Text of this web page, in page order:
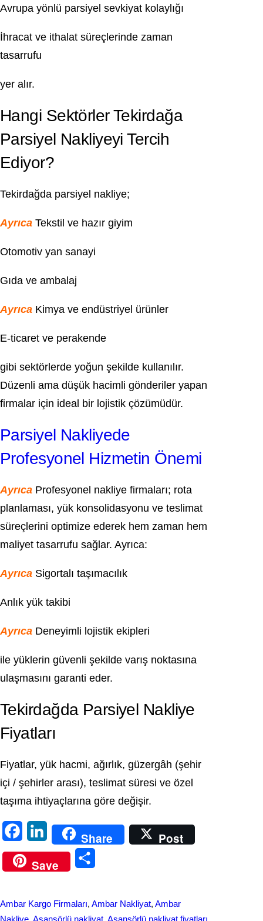
Avrupa yönlü parsiyel sevkiyat kolaylığı
İhracat ve ithalat süreçlerinde zaman
tasarrufu
yer alır.
Hangi Sektörler Tekirdağa
Parsiyel Nakliyeyi Tercih
Ediyor?
Tekirdağda parsiyel nakliye;
Ayrıca Tekstil ve hazır giyim
Otomotiv yan sanayi
Gıda ve ambalaj
Ayrıca Kimya ve endüstriyel ürünler
E-ticaret ve perakende
gibi sektörlerde yoğun şekilde kullanılır.
Düzenli ama düşük hacimli gönderiler yapan
firmalar için ideal bir lojistik çözümüdür.
Parsiyel Nakliyede
Profesyonel Hizmetin Önemi
Ayrıca Profesyonel nakliye firmaları; rota
planlaması, yük konsolidasyonu ve teslimat
süreçlerini optimize ederek hem zaman hem
maliyet tasarrufu sağlar. Ayrıca:
Ayrıca Sigortalı taşımacılık
Anlık yük takibi
Ayrıca Deneyimli lojistik ekipleri
ile yüklerin güvenli şekilde varış noktasına
ulaşmasını garanti eder.
Tekirdağda Parsiyel Nakliye
Fiyatları
Fiyatlar, yük hacmi, ağırlık, güzergâh (şehir
içi / şehirler arası), teslimat süresi ve özel
taşıma ihtiyaçlarına göre değişir.
a
c
i
n
Share
Post
Save
r
Ambar Kargo Firmaları, Ambar Nakliyat, Ambar
Nakliye, Asansörlü nakliyat, Asansörlü nakliyat fiyatları